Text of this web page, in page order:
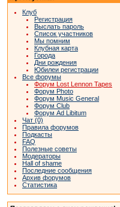
Клуб
Регистрация
Выслать пароль
Список участников
Мы помним
Клубная карта
Города
Дни рождения
Юбилеи регистрации
Все форумы
Форум Lost Lennon Tapes
Форум Photo
Форум Music General
Форум Club
Форум Ad Libitum
Чат (0)
Правила форумов
Подкасты
FAQ
Полезные советы
Модераторы
Hall of shame
Последние сообщения
Архив форумов
Статистика